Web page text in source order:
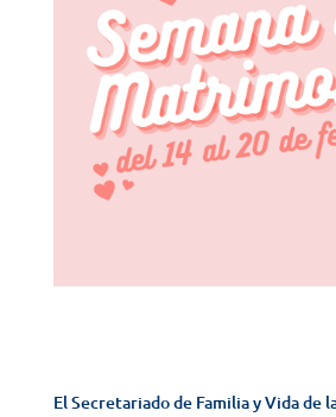
El Secretariado de Familia y Vida de